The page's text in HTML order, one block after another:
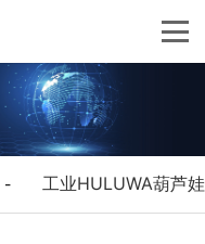
- 工业HULUWA葫芦